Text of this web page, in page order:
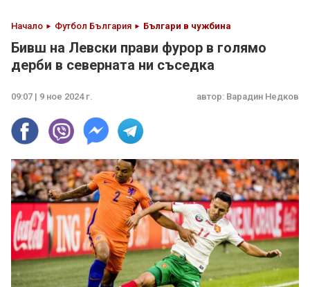
Начало Футбол България Българи в чужбина
Бивш на Левски прави фурор в голямо
дерби в северната ни съседка
09:07 | 9 ное 2024 г. автор: Варадин Недков